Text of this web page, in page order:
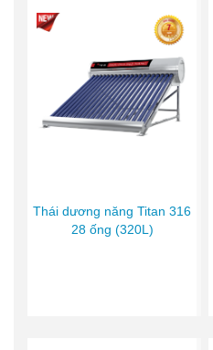
Thái dương năng Titan 316
28 ống (320L)